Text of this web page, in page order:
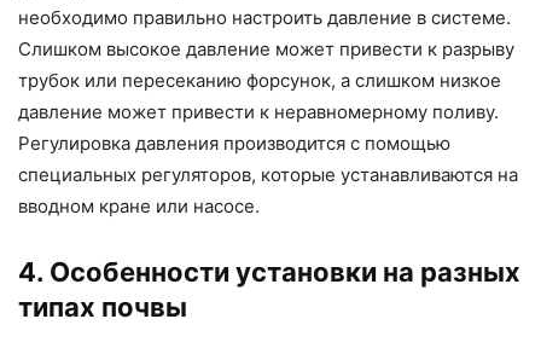
необходимо правильно настроить давление в системе.
Слишком высокое давление может привести к разрыву
трубок или пересеканию форсунок, а слишком низкое
давление может привести к неравномерному поливу.
Регулировка давления производится с помощью
специальных регуляторов, которые устанавливаются на
вводном кране или насосе.
4. Особенности установки на разных
типах почвы